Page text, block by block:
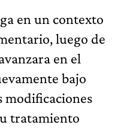
en un contexto
luego de
en el
bajo
modificaciones
tratamiento